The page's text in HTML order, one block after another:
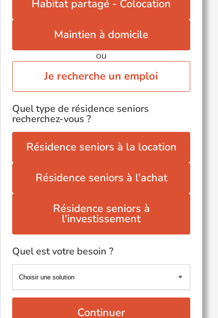
Habitat partagé - Colocation
Maintien à domicile
ou
Je recherche un emploi
Quel type de résidence seniors
recherchez-vous ?
Résidence seniors à la location
Résidence seniors à l'achat
Résidence seniors à
l'investissement
Quel est votre besoin ?
Continuer